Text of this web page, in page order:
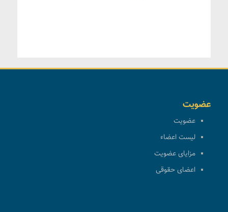
عضویت
عضویت
لیست اعضاء
مزایای عضویت
اعضای حقوقی